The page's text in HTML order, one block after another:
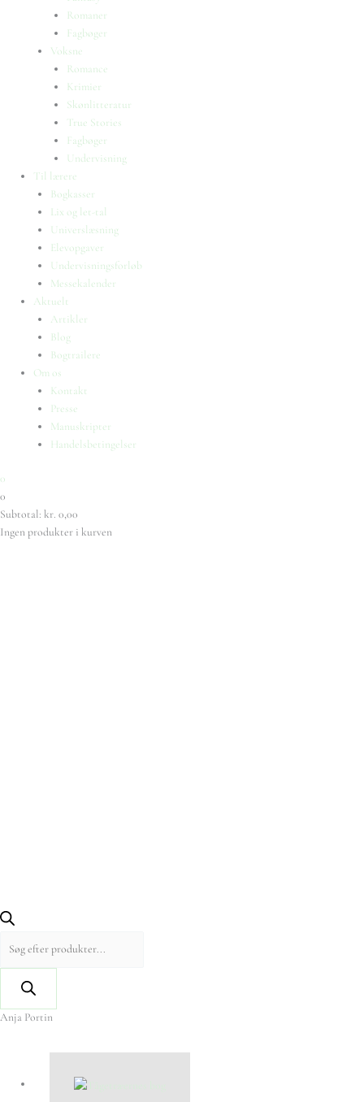
Romaner
Fagbøger
Voksne
Romance
Krimier
Skønlitteratur
True Stories
Fagbøger
Undervisning
Til lærere
Bogkasser
Lix og let-tal
Universlæsning
Elevopgaver
Undervisningsforløb
Messekalender
Aktuelt
Artikler
Blog
Bogtrailere
Om os
Kontakt
Presse
Manuskripter
Handelsbetingelser
0
0
Subtotal: kr. 0,00
Ingen produkter i kurven
Anja Portin